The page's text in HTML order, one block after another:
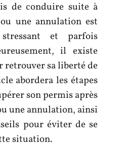
de conduire suite à
une annulation est
et parfois
il existe
retrouver sa liberté de
abordera les étapes
son permis après
une annulation, ainsi
pour éviter de se
situation.